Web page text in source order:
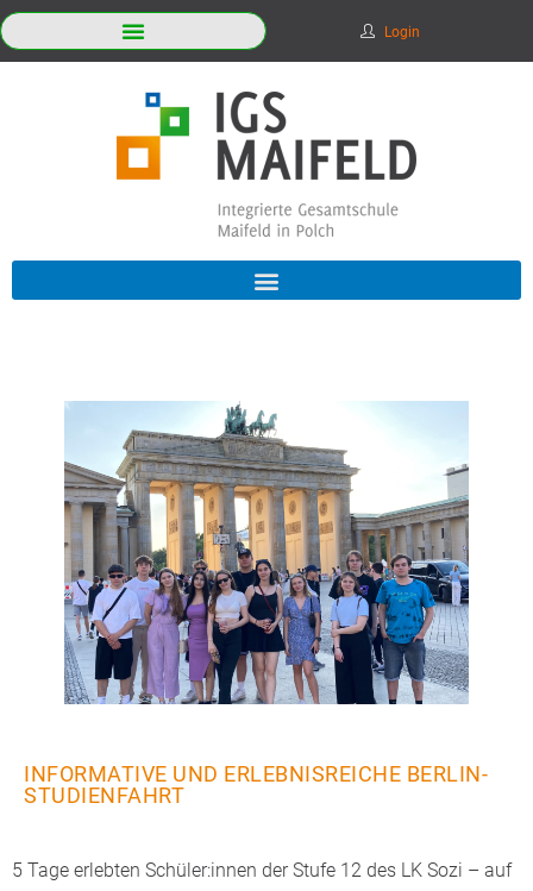
Login
INFORMATIVE UND ERLEBNISREICHE BERLIN-
STUDIENFAHRT
5 Tage erlebten Schüler:innen der Stufe 12 des LK Sozi – auf